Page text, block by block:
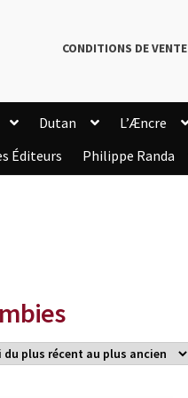
CONDITIONS DE VENTE
Dutan L’Æncre
Éditeurs Philippe Randa